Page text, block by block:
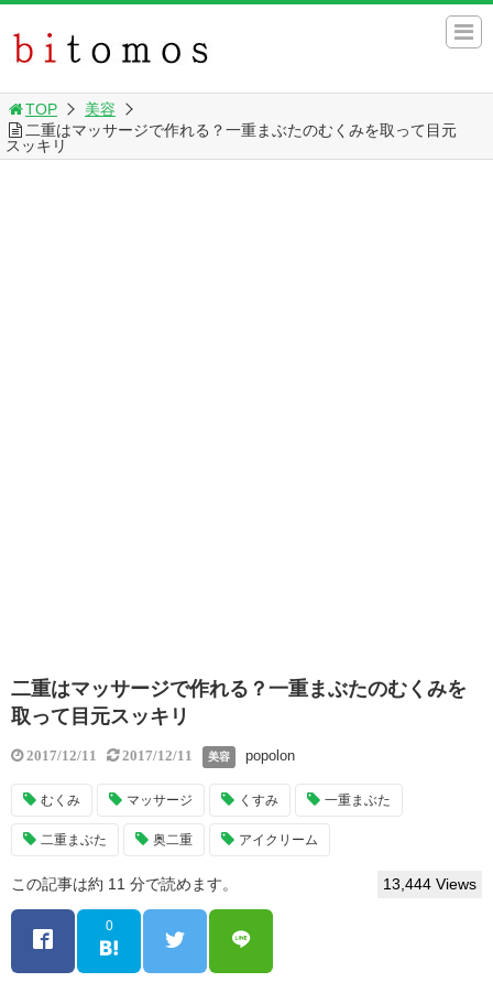
TOP
美容
二重はマッサージで作れる？一重まぶたのむくみを取って目元
スッキリ
二重はマッサージで作れる？一重まぶたのむくみを
取って目元スッキリ
2017/12/11 2017/12/11 美容 popolon
むくみ マッサージ くすみ 一重まぶた
二重まぶた 奥二重 アイクリーム
この記事は約 11 分で読めます。 13,444 Views
0